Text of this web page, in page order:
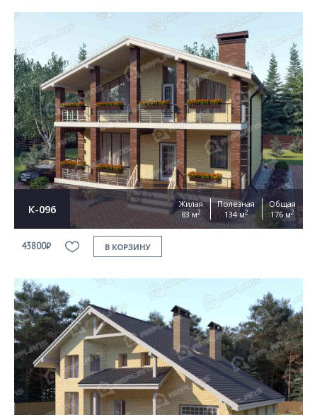
К-096
Жилая
83 м2
Полезная
134 м2
Общая
176 м2
43800₽ В КОРЗИНУ